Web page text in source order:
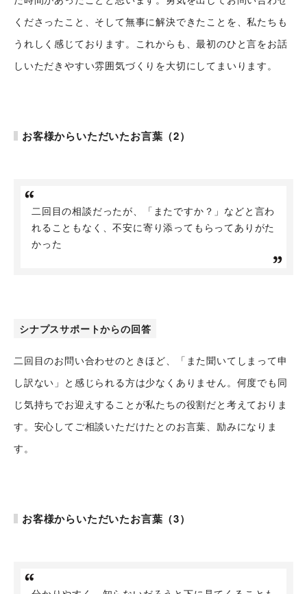
くださったこと、そして無事に解決できたことを、私たちも
うれしく感じております。これからも、最初のひと言をお話
しいただきやすい雰囲気づくりを大切にしてまいります。
お客様からいただいたお言葉（2）
二回目の相談だったが、「またですか？」などと言わ
れることもなく、不安に寄り添ってもらってありがた
かった
シナプスサポートからの回答
二回目のお問い合わせのときほど、「また聞いてしまって申
し訳ない」と感じられる方は少なくありません。何度でも同
じ気持ちでお迎えすることが私たちの役割だと考えておりま
す。安心してご相談いただけたとのお言葉、励みになりま
す。
お客様からいただいたお言葉（3）
シナプスの特長
数字で見るシナプス
シナプスの技術
シナプスの技術力
職種紹介
採用情報
採用エントリー
会社概要
アクセス
お知らせ
公式Twitter